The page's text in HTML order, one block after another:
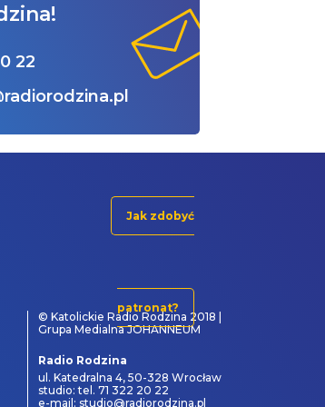
22
Jak zdobyć
patronat?
© Katolickie Radio Rodzina 2018 |
Grupa Medialna JOHANNEUM
Radio Rodzina
ul. Katedralna 4, 50-328 Wrocław
studio: tel. 71 322 20 22
e-mail: studio@radiorodzina.pl